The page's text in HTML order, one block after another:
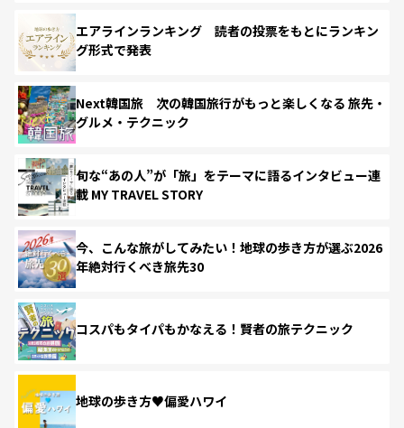
エアラインランキング 読者の投票をもとにランキン
グ形式で発表
Next韓国旅 次の韓国旅行がもっと楽しくなる 旅先・
グルメ・テクニック
旬な“あの人”が「旅」をテーマに語るインタビュー連
載 MY TRAVEL STORY
今、こんな旅がしてみたい！地球の歩き方が選ぶ2026
年絶対行くべき旅先30
コスパもタイパもかなえる！賢者の旅テクニック
地球の歩き方♥偏愛ハワイ